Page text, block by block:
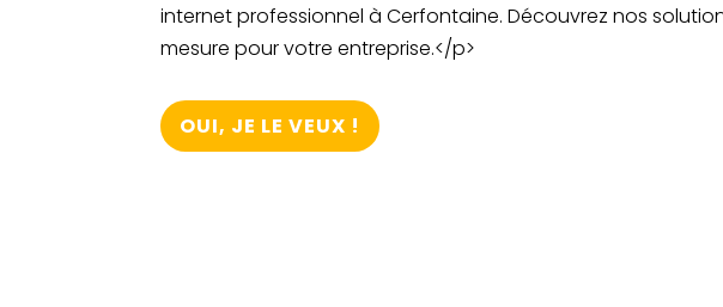
internet professionnel à Cerfontaine. Découvrez nos
mesure pour votre entreprise.</p>
OUI, JE LE VEUX !